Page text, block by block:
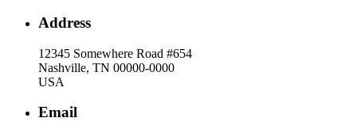
Address
12345 Somewhere Road #654
Nashville, TN 00000-0000
USA
Email